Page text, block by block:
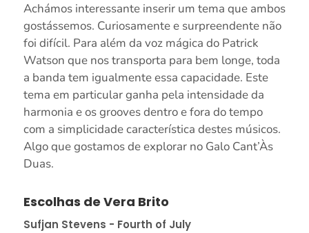
Achámos interessante inserir um tema que ambos
gostássemos. Curiosamente e surpreendente não
foi difícil. Para além da voz mágica do Patrick
Watson que nos transporta para bem longe, toda
a banda tem igualmente essa capacidade. Este
tema em particular ganha pela intensidade da
harmonia e os grooves dentro e fora do tempo
com a simplicidade característica destes músicos.
Algo que gostamos de explorar no Galo Cant’Às
Duas.
Escolhas de Vera Brito
Sufjan Stevens - Fourth of July